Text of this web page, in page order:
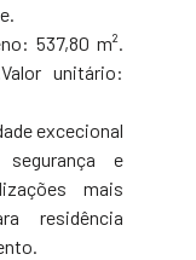
537,80 m².
unitário:
excecional
e
mais
residência